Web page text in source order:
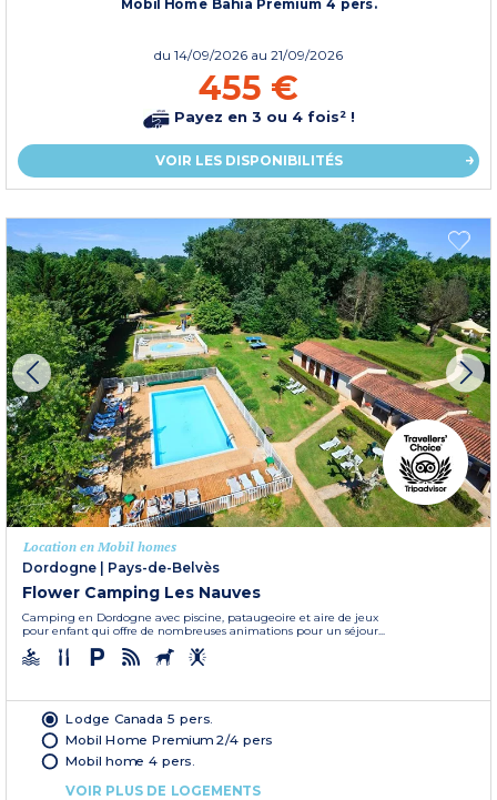
du 14/09/2026 au 21/09/2026
455 €
Payez en 3 ou 4 fois² !
VOIR LES DISPONIBILITÉS
Location en Mobil homes
Dordogne | Pays-de-Belvès
Flower Camping Les Nauves
Camping en Dordogne avec piscine, pataugeoire et aire de jeux
pour enfant qui offre de nombreuses animations pour un séjour...
Lodge Canada 5 pers.
Mobil Home Premium 2/4 pers
Mobil home 4 pers.
VOIR PLUS DE LOGEMENTS